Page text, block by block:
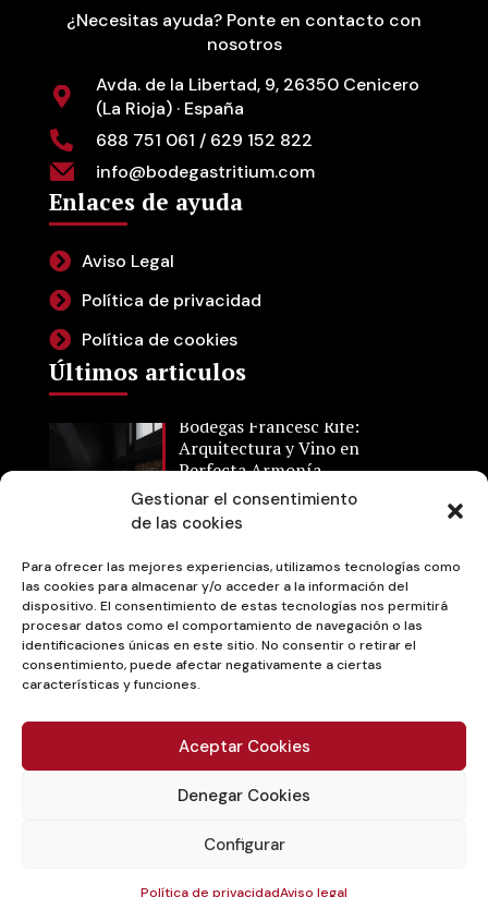
Gestionar el consentimiento
de las cookies
Para ofrecer las mejores experiencias, utilizamos tecnologías como
las cookies para almacenar y/o acceder a la información del
dispositivo. El consentimiento de estas tecnologías nos permitirá
procesar datos como el comportamiento de navegación o las
identificaciones únicas en este sitio. No consentir o retirar el
consentimiento, puede afectar negativamente a ciertas
características y funciones.
Aceptar Cookies
Denegar Cookies
Configurar
Política de privacidadAviso legal
¿Necesitas ayuda? Ponte en contacto con
nosotros
Avda. de la Libertad, 9, 26350 Cenicero
(La Rioja) · España
688 751 061 / 629 152 822
info@bodegastritium.com
Enlaces de ayuda
Aviso Legal
Política de privacidad
Política de cookies
Últimos articulos
Bodegas Francesc Rifé:
Arquitectura y Vino en
Perfecta Armonía
Un Refugio Moderno en la
Tradición Vinícola de Rioja